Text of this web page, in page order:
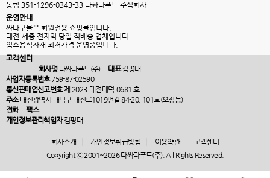
농협 351-1296-0343-33 다싸다푸드 주식회사
운영안내
싸다구몰은 회원전용 쇼핑몰입니다.
대전,세종 전지역 당일 직배송 업체입니다.
업소용식자재 최저가격 운영중입니다.
고객센터
회사명다싸다푸드(주) 대표김평태
사업자등록번호759-87-02590
통신판매업신고번호제 2023-대전대덕-0681 호
주소대전광역시 대덕구 대전로1019번길 84-20, 101호(오정동)
전화
팩스
개인정보관리책임자김평태
회사소개 개인정보취급방침 이용약관
고객센터
Copyright ⓒ 2001~2026 다싸다푸드(주). All Rights Reserved.